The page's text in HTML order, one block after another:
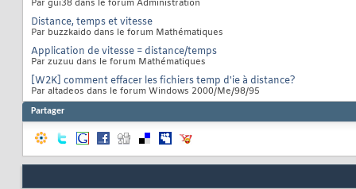
Par gui38 dans le forum Administration
Distance, temps et vitesse
Par buzzkaido dans le forum Mathématiques
Application de vitesse = distance/temps
Par zuzuu dans le forum Mathématiques
[W2K] comment effacer les fichiers temp d'ie à distance?
Par altadeos dans le forum Windows 2000/Me/98/95
Partager